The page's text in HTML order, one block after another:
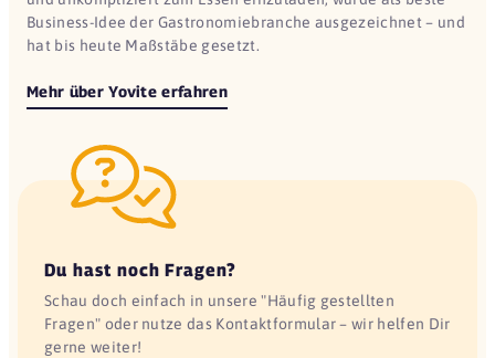
Business-Idee der Gastronomiebranche ausgezeichnet – und
hat bis heute Maßstäbe gesetzt.
Mehr über Yovite erfahren
Du hast noch Fragen?
Schau doch einfach in unsere "Häufig gestellten
Fragen" oder nutze das Kontaktformular – wir helfen Dir
gerne weiter!